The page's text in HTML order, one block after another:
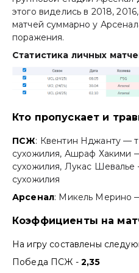
этого виделись в 2018,
матчей суммарно у
поражения.
Статистика личных
Кто пропускает и
ПСЖ: Квентин Нджанту —
сухожилия, Ашраф Хакими
сухожилия, Лукас
сухожилия
Арсенал: Микель Мерино
Коэффициенты на
На игру составлены
Победа ПСЖ - 2,35